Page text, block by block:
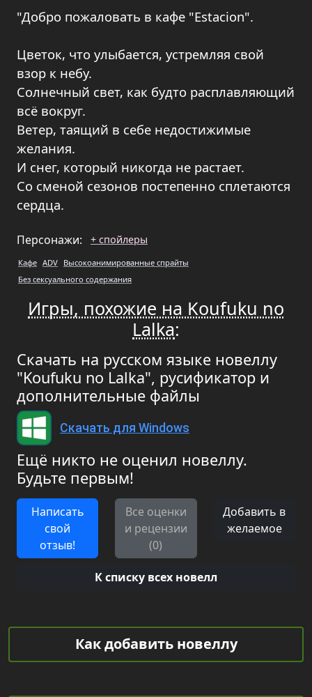
"Добро пожаловать в кафе "Estacion".
Цветок, что улыбается, устремляя свой
взор к небу.
Солнечный свет, как будто расплавляющий
всё вокруг.
Ветер, таящий в себе недостижимые
желания.
И снег, который никогда не растает.
Со сменой сезонов постепенно сплетаются
сердца.
Персонажи: + спойлеры
Кафе ADV Высокоанимированные спрайты
Без сексуального содержания
Игры, похожие на Koufuku no
Lalka:
Скачать на русском языке новеллу
"Koufuku no Lalka", русификатор и
дополнительные файлы
Скачать для Windows
Ещё никто не оценил новеллу.
Будьте первым!
Написать
свой
отзыв!
Все оценки
и рецензии
(0)
Добавить в
желаемое
К списку всех новелл
Как добавить новеллу